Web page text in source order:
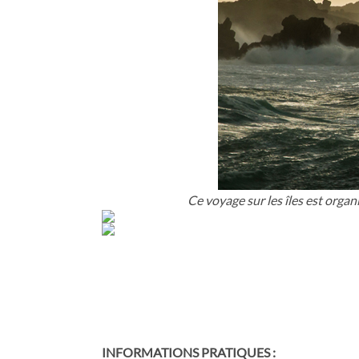
Ce voyage sur les îles est
INFORMATIONS PRATIQUES :